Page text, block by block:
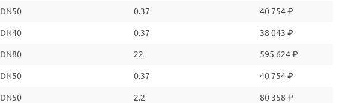
DN50 0.37 40 754 ₽
DN40 0.37 38 043 ₽
DN80 22 595 624 ₽
DN50 0.37 40 754 ₽
DN50 2.2 80 358 ₽